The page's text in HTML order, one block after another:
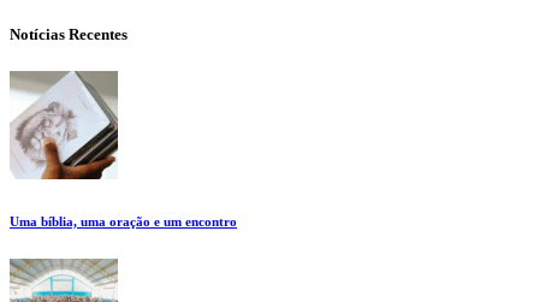
Notícias Recentes
Uma bíblia, uma oração e um encontro